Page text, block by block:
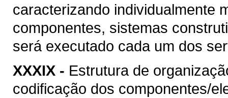
caracterizando individualmente
componentes, sistemas
será executado cada um dos
XXXIX - Estrutura de
codificação dos componentes/